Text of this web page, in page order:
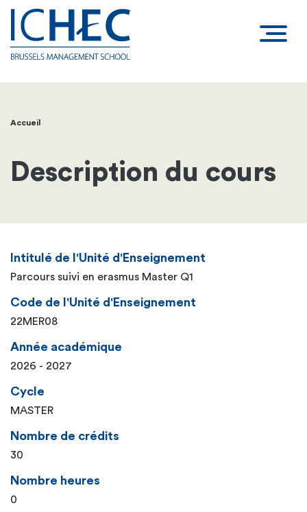
Fil
d'Ariane
Accueil
Description du cours
Intitulé de l'Unité d'Enseignement
Parcours suivi en erasmus Master Q1
Code de l'Unité d'Enseignement
22MER08
Année académique
2026 - 2027
Cycle
MASTER
Nombre de crédits
30
Nombre heures
0